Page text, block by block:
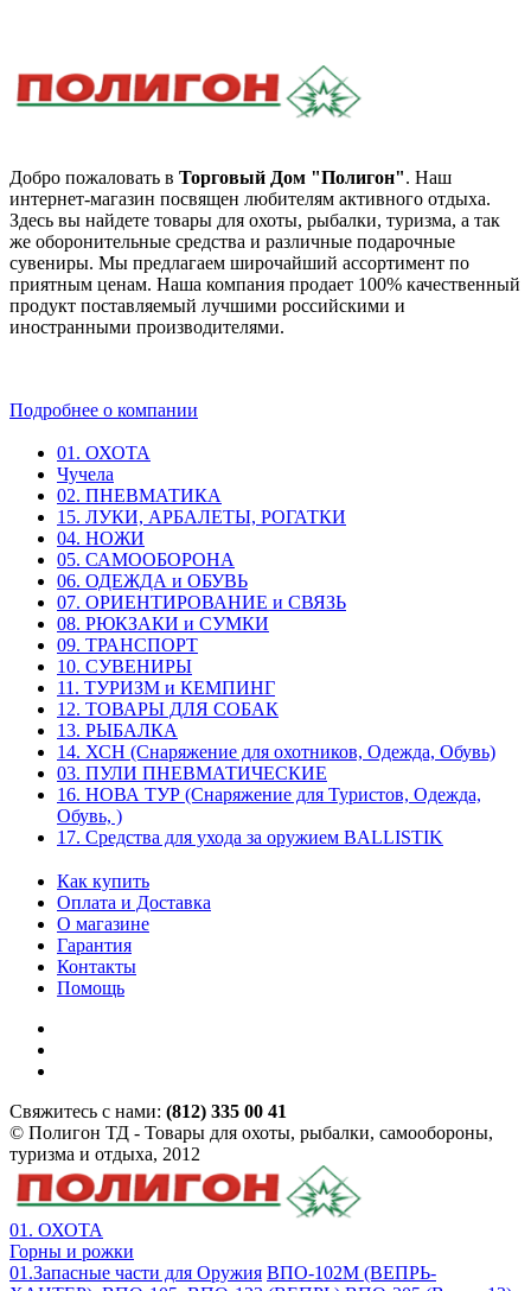
Добро пожаловать в Торговый Дом "Полигон". Наш
интернет-магазин посвящен любителям активного отдыха.
Здесь вы найдете товары для охоты, рыбалки, туризма, а так
же оборонительные средства и различные подарочные
сувениры. Мы предлагаем широчайший ассортимент по
приятным ценам. Наша компания продает 100% качественный
продукт поставляемый лучшими российскими и
иностранными производителями.
Подробнее о компании
01. ОХОТА
Чучела
02. ПНЕВМАТИКА
15. ЛУКИ, АРБАЛЕТЫ, РОГАТКИ
04. НОЖИ
05. САМООБОРОНА
06. ОДЕЖДА и ОБУВЬ
07. ОРИЕНТИРОВАНИЕ и СВЯЗЬ
08. РЮКЗАКИ и СУМКИ
09. ТРАНСПОРТ
10. СУВЕНИРЫ
11. ТУРИЗМ и КЕМПИНГ
12. ТОВАРЫ ДЛЯ СОБАК
13. РЫБАЛКА
14. ХСН (Снаряжение для охотников, Одежда, Обувь)
03. ПУЛИ ПНЕВМАТИЧЕСКИЕ
16. НОВА ТУР (Снаряжение для Туристов, Одежда,
Обувь, )
17. Средства для ухода за оружием BALLISTIK
Как купить
Оплата и Доставка
О магазине
Гарантия
Контакты
Помощь
Свяжитесь с нами: (812) 335 00 41
© Полигон ТД - Товары для охоты, рыбалки, самообороны,
туризма и отдыха, 2012
01. ОХОТА
Горны и рожки
01.Запасные части для Оружия ВПО-102М (ВЕПРЬ-